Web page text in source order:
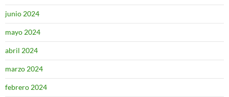
junio 2024
mayo 2024
abril 2024
marzo 2024
febrero 2024